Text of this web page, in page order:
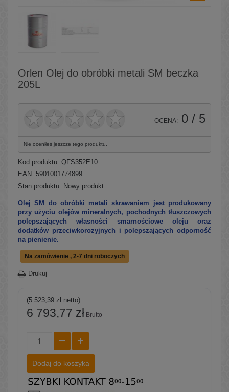
Orlen Olej do obróbki metali SM beczka
205L
OCENA: 0 / 5
Nie oceniłeś jeszcze tego produktu.
Kod produktu: QFS352E10
EAN: 5901001774899
Stan produktu: Nowy produkt
Olej SM do obróbki metali skrawaniem jest produkowany
przy użyciu olejów mineralnych, pochodnych tłuszczowych
polepszających własności smarnościowe oleju oraz
dodatków przeciwkorozyjnych i polepszających odporność
na pienienie.
Na zamówienie , 2-7 dni roboczych
Drukuj
(5 523,39 zł netto)
6 793,77 zł Brutto
Dodaj do koszyka